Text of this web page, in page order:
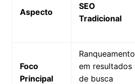
Aspecto
SEO
Tradicional
Foco
Principal
Ranqueamento
em resultados
de busca